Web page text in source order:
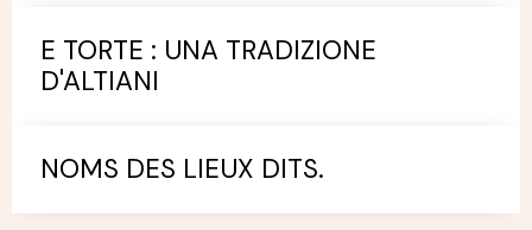
E TORTE : UNA TRADIZIONE
D'ALTIANI
NOMS DES LIEUX DITS.